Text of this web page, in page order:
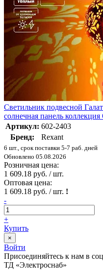
Светильник подвесной
солнечная панель
Артикул: 602-2403
Бренд:
Rexant
6 шт., срок поставки 5-7 раб. дней
Обновлено 05.08.2026
Розничная цена:
1 609.18 руб. / шт.
Оптовая цена:
1 609.18 руб. / шт. !
-
+
Купить
×
Войти
Присоединяйтесь к нам в
ТД «Электроснаб»